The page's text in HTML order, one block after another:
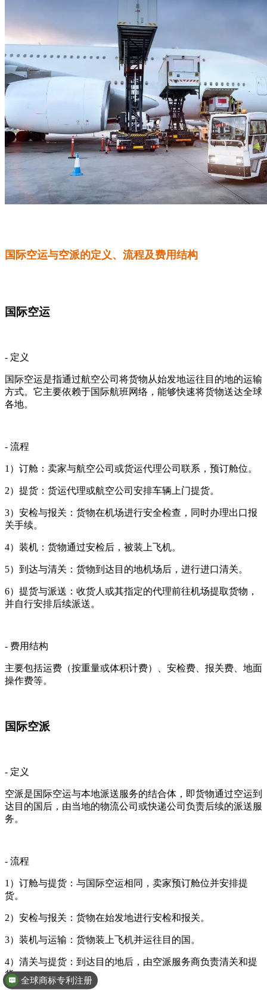
国际空运与空派的定义、流程及费用结构
国际空运
- 定义
国际空运是指通过航空公司将货物从始发地运往目的地的运输
方式。它主要依赖于国际航班网络，能够快速将货物送达全球
各地。
- 流程
1）订舱：卖家与航空公司或货运代理公司联系，预订舱位。
2）提货：货运代理或航空公司安排车辆上门提货。
3）安检与报关：货物在机场进行安全检查，同时办理出口报
关手续。
4）装机：货物通过安检后，被装上飞机。
5）到达与清关：货物到达目的地机场后，进行进口清关。
6）提货与派送：收货人或其指定的代理前往机场提取货物，
并自行安排后续派送。
- 费用结构
主要包括运费（按重量或体积计费）、安检费、报关费、地面
操作费等。
国际空派
- 定义
空派是国际空运与本地派送服务的结合体，即货物通过空运到
达目的国后，由当地的物流公司或快递公司负责后续的派送服
务。
- 流程
1）订舱与提货：与国际空运相同，卖家预订舱位并安排提
货。
2）安检与报关：货物在始发地进行安检和报关。
3）装机与运输：货物装上飞机并运往目的国。
4）清关与提货：到达目的地后，由空派服务商负责清关和提
货。
全球商标专利注册